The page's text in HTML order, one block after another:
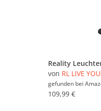
von RL LIVE
gefunden bei
109,99 €